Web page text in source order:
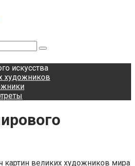
искусства
художников
картин великих художников мира